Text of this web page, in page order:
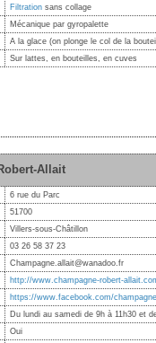
Filtration sans collage
Mécanique par gyropalette
A la glace (on plonge le col de la
Sur lattes, en bouteilles, en cuves
Allait
6 rue du Parc
51700
Villers-sous-Châtillon
03 26 58 37 23
Champagne.allait@wanadoo.fr
http://www.champagne-robert-
https://www.facebook.com/
Du lundi au samedi de 9h à 11h30 et
Oui